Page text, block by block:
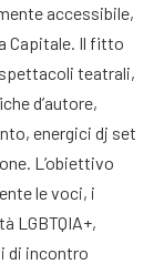
accessibile,
Capitale. Il fitto
teatrali,
d’autore,
energici dj set
. L’obiettivo
le voci, i
LGBTQIA+,
di incontro